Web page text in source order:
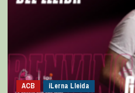
ACB iLerna Lleida